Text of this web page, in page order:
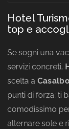
Hotel
top e
Se sogni una
servizi concreti,
scelta a
punti di forza: ti
comodissimo
alternare sole e